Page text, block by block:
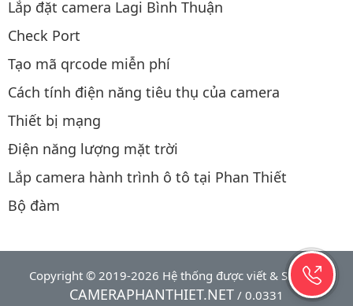
Lắp đặt camera Lagi Bình Thuận
Check Port
Tạo mã qrcode miễn phí
Cách tính điện năng tiêu thụ của camera
Thiết bị mạng
Điện năng lượng mặt trời
Lắp camera hành trình ô tô tại Phan Thiết
Bộ đàm
Copyright © 2019-2026 Hệ thống được viết & SEO bởi
CAMERAPHANTHIET.NET / 0.0331